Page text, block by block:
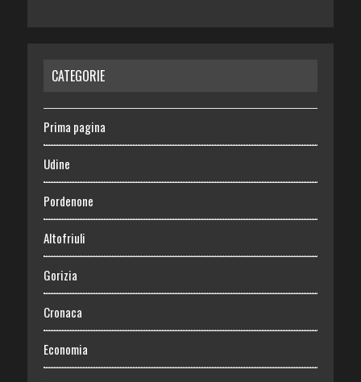
CATEGORIE
Prima pagina
Udine
Pordenone
Altofriuli
Gorizia
Cronaca
Economia